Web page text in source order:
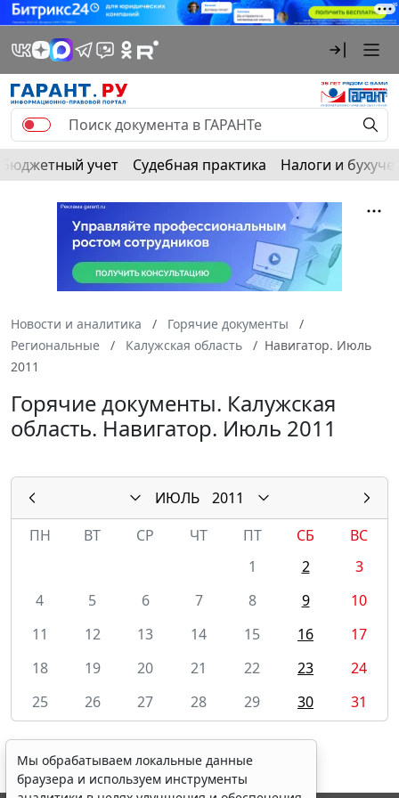
Бюджетный учет Судебная практика Налоги и
Новости и аналитика
Горячие документы
Региональные
Калужская область
Навигатор. Июль
2011
Горячие документы. Калужская
область. Навигатор. Июль 2011
ИЮЛЬ
2011
ПН
ВТ СР ЧТ ПТ СБ
ВС
1
2
3
4
5 6 7 8 9
10
11
12 13 14 15 16
17
18
19 20 21 22 23
24
25
26 27 28 29 30 31
Мы обрабатываем локальные данные
браузера и используем инструменты